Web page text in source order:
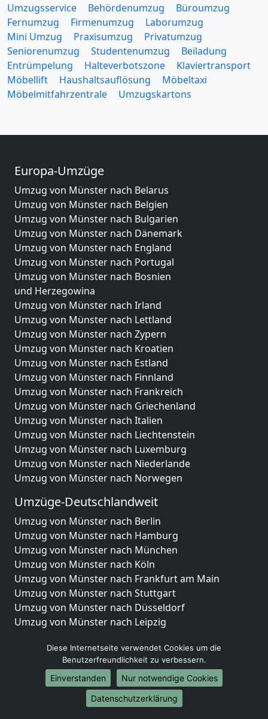
Umzugsservice Behördenumzug
Büroumzug
Fernumzug
Firmenumzug
Laborumzug
Mini Umzug
Praxisumzug
Privatumzug
Seniorenumzug
Studentenumzug
Beiladung
Entrümpelung
Halteverbotszone
Klaviertransport
Möbellift
Haushaltsauflösung
Möbeltaxi
Möbelmitfahrzentrale
Umzugskartons
Europa-Umzüge
Umzug von Münster nach Belarus
Umzug von Münster nach Belgien
Umzug von Münster nach Bulgarien
Umzug von Münster nach Dänemark
Umzug von Münster nach England
Umzug von Münster nach Portugal
Umzug von Münster nach Bosnien
und Herzegowina
Umzug von Münster nach Irland
Umzug von Münster nach Lettland
Umzug von Münster nach Zypern
Umzug von Münster nach Kroatien
Umzug von Münster nach Estland
Umzug von Münster nach Finnland
Umzug von Münster nach Frankreich
Umzug von Münster nach Griechenland
Umzug von Münster nach Italien
Umzug von Münster nach Liechtenstein
Umzug von Münster nach Luxemburg
Umzug von Münster nach Niederlande
Umzug von Münster nach Norwegen
Umzüge-Deutschlandweit
Umzug von Münster nach Berlin
Umzug von Münster nach Hamburg
Umzug von Münster nach München
Umzug von Münster nach Köln
Umzug von Münster nach Frankfurt am Main
Umzug von Münster nach Stuttgart
Umzug von Münster nach Düsseldorf
Umzug von Münster nach Leipzig
Umzug von Münster nach Essen
Umzug von Münster nach Bremen
Umzug von Münster nach Dresden
Umzug von Münster nach Hannover
Umzug von Münster nach Nürnberg
Diese Internetseite verwendet Cookies um die
Benutzerfreundlichkeit zu verbessern.
Einverstanden
Nur notwendige Cookies
Datenschutzerklärung